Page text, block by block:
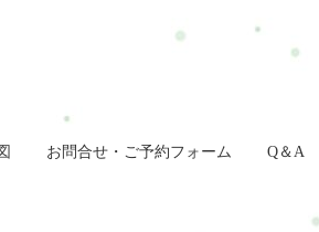
お問合せ・ご予約フォーム Q＆A